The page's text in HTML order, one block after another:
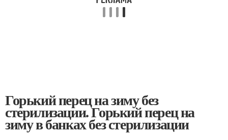
Горький перец на зиму без
стерилизации. Горький перец на
зиму в банках без стерилизации